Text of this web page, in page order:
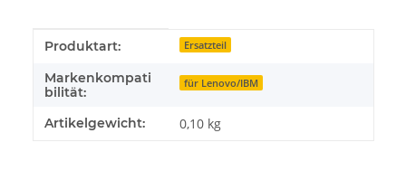
Produkteigenschaft
Wert
Produktart: Ersatzteil
Markenkompati
bilität:
für Lenovo/IBM
Artikelgewicht: 0,10 kg